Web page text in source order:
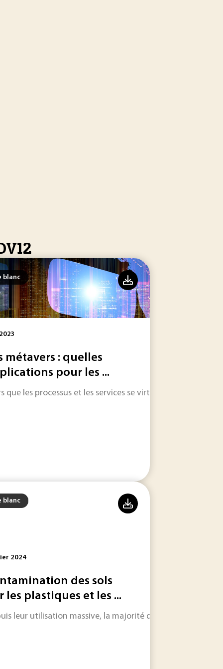
approche en matière de conversion d’énergie à
urgence sanitaire. Elles perturbent la production, les
qui ralentissent sa démocratisation.
blanc
métavers : quelles
pour les ...
que les processus et les services se virtualisent, qu'est-
cohérente sur l'ensemble du territoire de
blanc
2024
des sols
les plastiques et les ...
leur utilisation massive, la majorité des déchets